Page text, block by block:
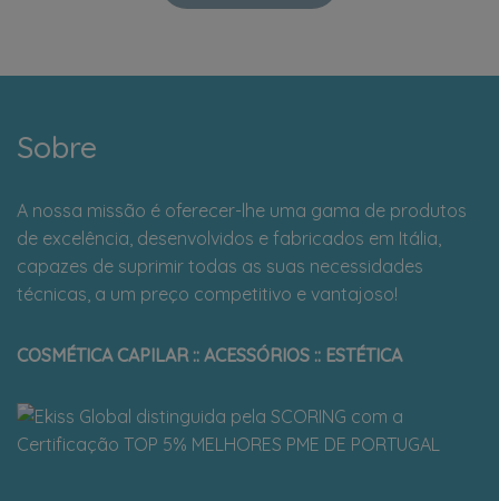
Sobre
A nossa missão é oferecer-lhe uma gama de produtos
de excelência, desenvolvidos e fabricados em Itália,
capazes de suprimir todas as suas necessidades
técnicas, a um preço competitivo e vantajoso!
COSMÉTICA CAPILAR :: ACESSÓRIOS :: ESTÉTICA